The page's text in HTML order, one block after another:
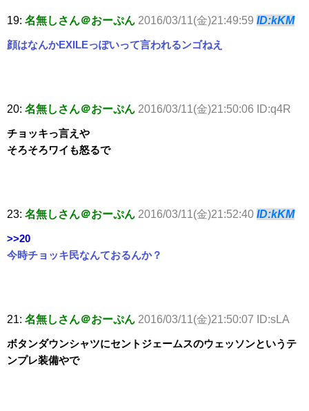
19: 名無しさん＠おーぷん 2016/03/11(金)21:49:59 ID:kKM
顔はなんかEXILEっぽいって言われるンゴねえ
20: 名無しさん＠おーぷん 2016/03/11(金)21:50:06 ID:q4R
チョッキっ言えや
そろそろワイも怒るで
23: 名無しさん＠おーぷん 2016/03/11(金)21:52:40 ID:kKM
>>20
今時チョッキ民なんておるんか？
21: 名無しさん＠おーぷん 2016/03/11(金)21:50:07 ID:sLA
ボタンダウンシャツにセントジェームスのウェッソンというテ
ンプレ装備やで